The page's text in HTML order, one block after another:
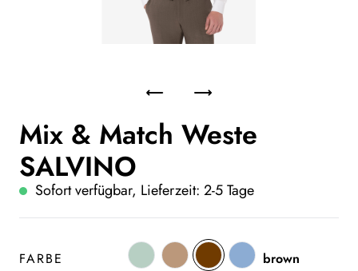
Mix & Match Weste
SALVINO
Sofort verfügbar, Lieferzeit: 2-5 Tage
FARBE brown